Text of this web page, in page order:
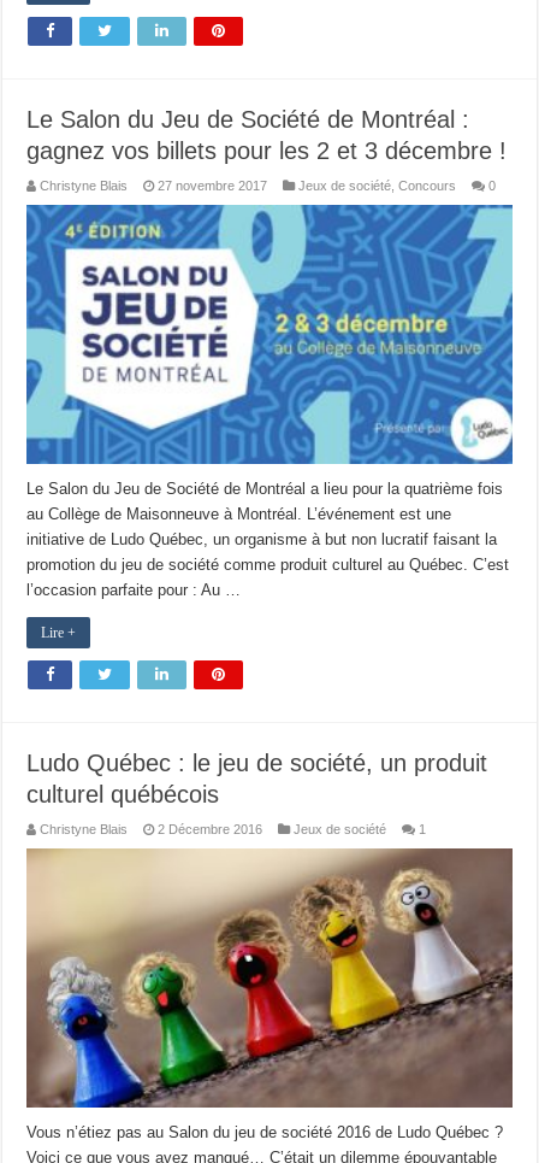
Le Salon du Jeu de Société de Montréal :
gagnez vos billets pour les 2 et 3 décembre !
Christyne Blais 27 novembre 2017 Jeux de société,Concours 0
Le Salon du Jeu de Société de Montréal a lieu pour la quatrième fois
au Collège de Maisonneuve à Montréal. L’événement est une
initiative de Ludo Québec, un organisme à but non lucratif faisant la
promotion du jeu de société comme produit culturel au Québec. C’est
l’occasion parfaite pour : Au …
Lire +
Ludo Québec : le jeu de société, un produit
culturel québécois
Christyne Blais 2 Décembre 2016 Jeux de société 1
Vous n’étiez pas au Salon du jeu de société 2016 de Ludo Québec ?
Voici ce que vous avez manqué… C’était un dilemme épouvantable